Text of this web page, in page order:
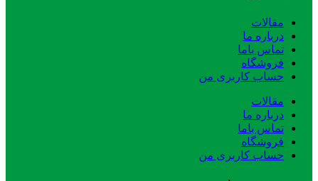
مقالات
درباره ما
تماس باما
فروشگاه
حساب کاربری من
مقالات
درباره ما
تماس باما
فروشگاه
حساب کاربری من